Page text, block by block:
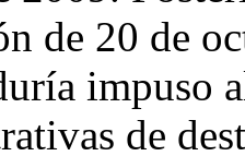
de 20 de
impuso
de